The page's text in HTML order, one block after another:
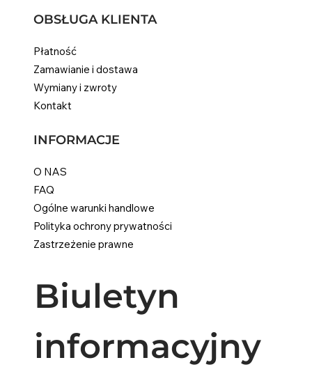
Biuletyn
informacyjny
OBSŁUGA KLIENTA
Płatność
Zamawianie i dostawa
Wymiany i zwroty
Kontakt
INFORMACJE
O NAS
FAQ
Ogólne warunki handlowe
Polityka ochrony prywatności
Zastrzeżenie prawne